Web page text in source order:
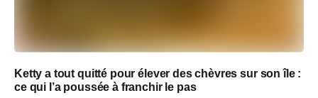
Ketty a tout quitté pour élever des chèvres sur son île :
ce qui l’a poussée à franchir le pas